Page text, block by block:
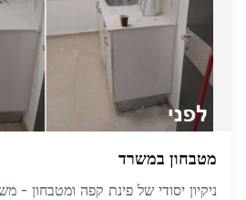
מטבחון במשרד
ניקיון יסודי של פינת קפה ומטבחון -